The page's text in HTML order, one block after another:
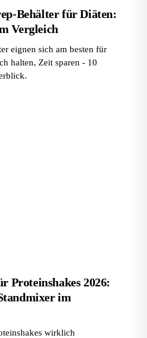
Behälter für Diäten:
Vergleich
eignen sich am besten für
halten, Zeit sparen - 10
Proteinshakes 2026:
im
wirklich